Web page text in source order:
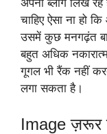
अपना ब्लॉग लिख
चाहिए ऐसा ना हो
उसमें कुछ मनगढ़ंत
बहुत अधिक
गूगल भी रैंक नहीं
लगा सकता है।
Image ज़रूर